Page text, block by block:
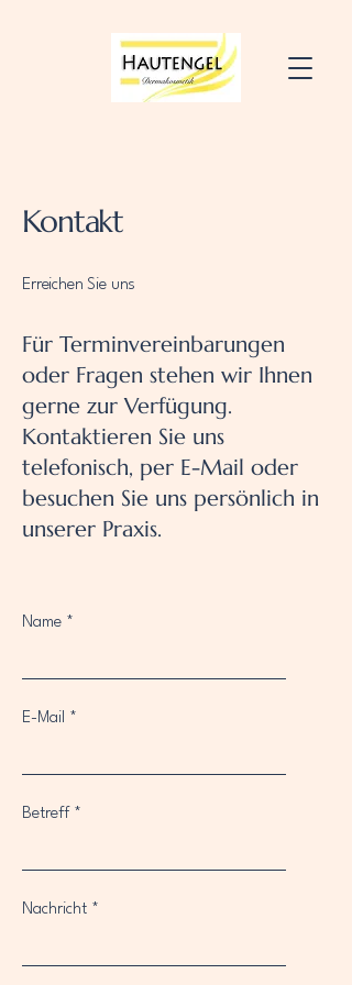
Kontakt
Erreichen Sie uns
Für Terminvereinbarungen
oder Fragen stehen wir Ihnen
gerne zur Verfügung.
Kontaktieren Sie uns
telefonisch, per E-Mail oder
besuchen Sie uns persönlich in
unserer Praxis.
Name
E-Mail
Betreff
Nachricht